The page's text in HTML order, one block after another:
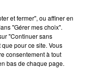
de « Beautiful Day »
et fermer", ou affiner en
"Gérer mes choix".
"Continuer sans
pour ce site. Vous
consentement à tout
bas de chaque page.